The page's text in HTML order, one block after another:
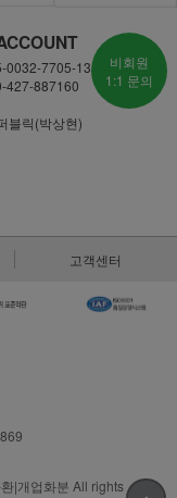
0032-7705-13
427-887160
블릭(박상현)
비회원
1:1 문의
고객센터
|개업화분 All rights